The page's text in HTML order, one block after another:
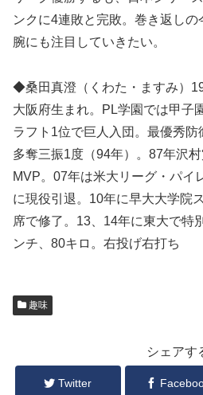
ンクに4連敗と完敗。巻き返し
腕にも注目していきたい。
◆桑田真澄（くわた・ますみ）
大阪府生まれ。PL学園では甲子
ラフト1位で巨人入団。最優秀
多奪三振1度（94年）。87年沢
MVP。07年は米大リーグ・パイ
に現役引退。10年に早大大学院
席で修了。13、14年に東大で特
ンチ、80キロ。右投げ右打ち
趣味
シェアす
Twitter